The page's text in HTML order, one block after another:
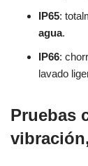
IP65:
agua.
IP66:
lavado
Pruebas